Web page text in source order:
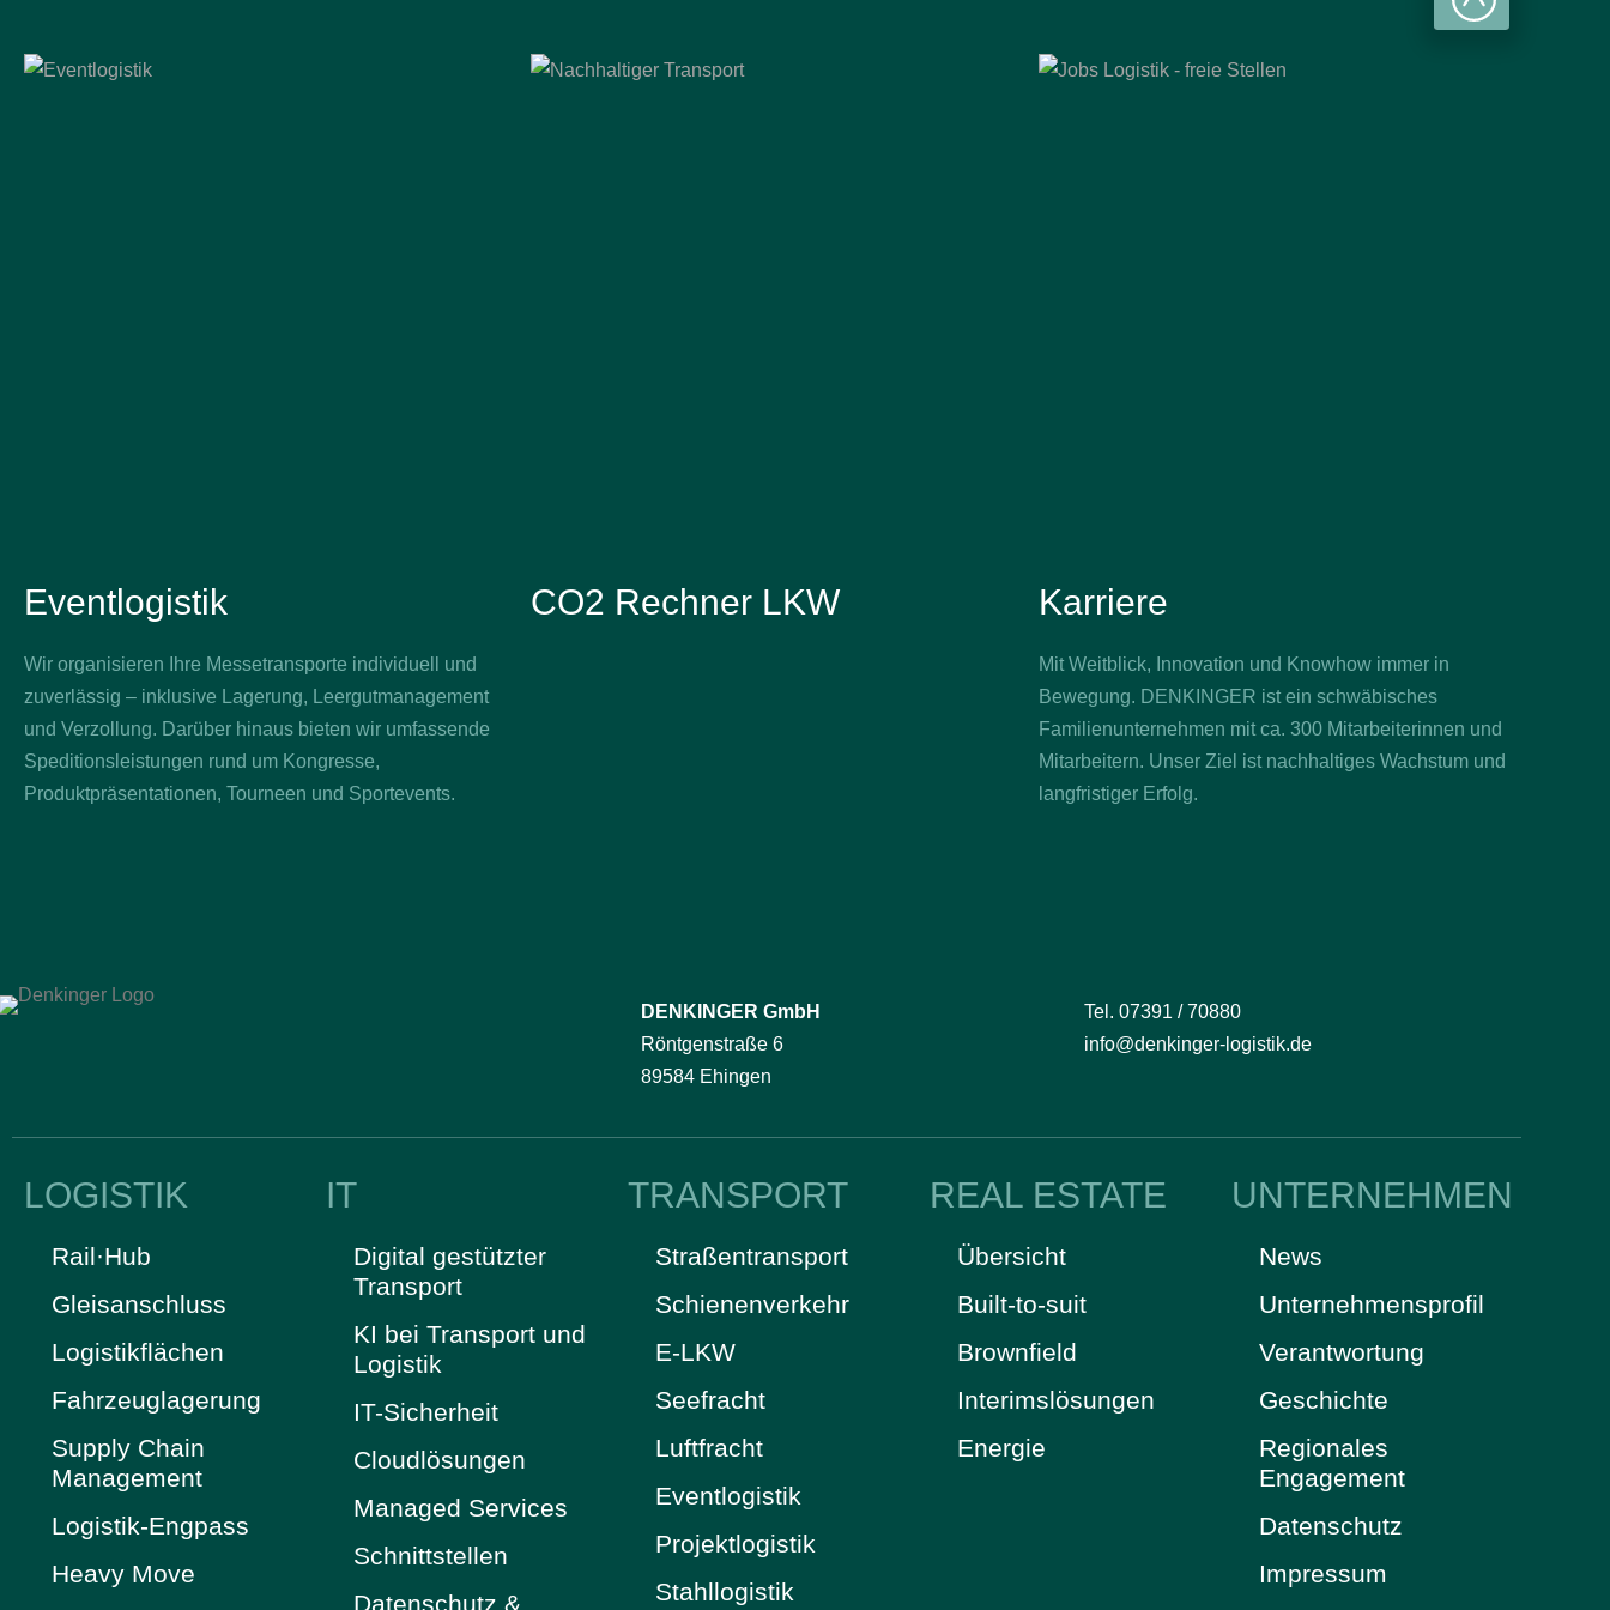
Eventlogistik
Wir organisieren Ihre Messetransporte individuell und
zuverlässig – inklusive Lagerung, Leergutmanagement
und Verzollung. Darüber hinaus bieten wir umfassende
Speditionsleistungen rund um Kongresse,
Produktpräsentationen, Tourneen und Sportevents.
CO2 Rechner LKW Karriere
Mit Weitblick, Innovation und Knowhow immer in
Bewegung. DENKINGER ist ein schwäbisches
Familienunternehmen mit ca. 300 Mitarbeiterinnen und
Mitarbeitern. Unser Ziel ist nachhaltiges Wachstum und
langfristiger Erfolg.
DENKINGER GmbH
Röntgenstraße 6
89584 Ehingen
Tel. 07391 / 70880
info@denkinger-logistik.de
LOGISTIK
Rail·Hub
Gleisanschluss
Logistikflächen
Fahrzeuglagerung
Supply Chain
Management
Logistik-Engpass
Heavy Move
IT
Digital gestützter
Transport
KI bei Transport und
Logistik
IT-Sicherheit
Cloudlösungen
Managed Services
Schnittstellen
Datenschutz &
TRANSPORT
Straßentransport
Schienenverkehr
E-LKW
Seefracht
Luftfracht
Eventlogistik
Projektlogistik
Stahllogistik
REAL ESTATE
Übersicht
Built-to-suit
Brownfield
Interimslösungen
Energie
UNTERNEHMEN
News
Unternehmensprofil
Verantwortung
Geschichte
Regionales
Engagement
Datenschutz
Impressum